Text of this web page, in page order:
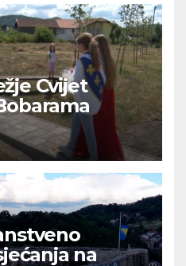
Cvijet
na